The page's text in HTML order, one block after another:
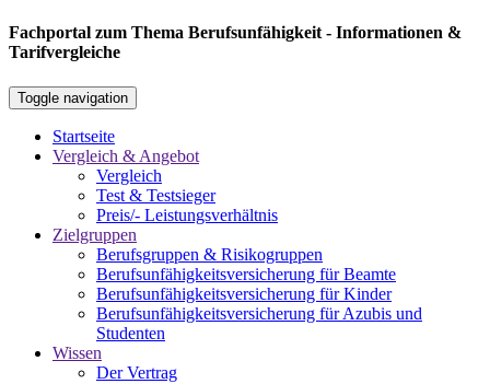
Fachportal zum Thema Berufsunfähigkeit - Informationen &
Tarifvergleiche
Toggle navigation
Startseite
Vergleich & Angebot
Vergleich
Test & Testsieger
Preis/- Leistungsverhältnis
Zielgruppen
Berufsgruppen & Risikogruppen
Berufsunfähigkeitsversicherung für Beamte
Berufsunfähigkeitsversicherung für Kinder
Berufsunfähigkeitsversicherung für Azubis und
Studenten
Wissen
Der Vertrag